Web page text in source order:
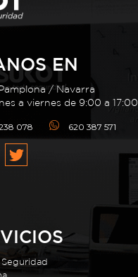
EN
/ Navarra
a viernes de 9:00 a 17:00
078 620 387 571